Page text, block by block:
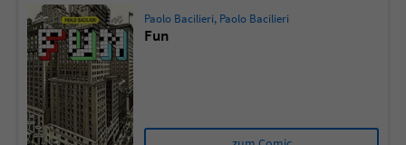
Paolo Bacilieri, Paolo Bacilieri
Fun
Zweck Cookie für Kommentare einzelner Buchtitel
Name fe_typo_user
Anbieter Literatur-Couch Medien GmbH & Co. KG